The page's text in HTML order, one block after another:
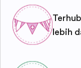
lebih